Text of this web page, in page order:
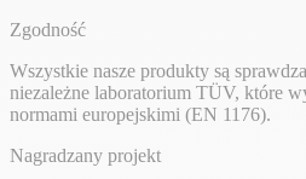
Zgodność
Wszystkie nasze produkty są
niezależne laboratorium TÜV, które
normami europejskimi (EN 1176).
Nagradzany projekt